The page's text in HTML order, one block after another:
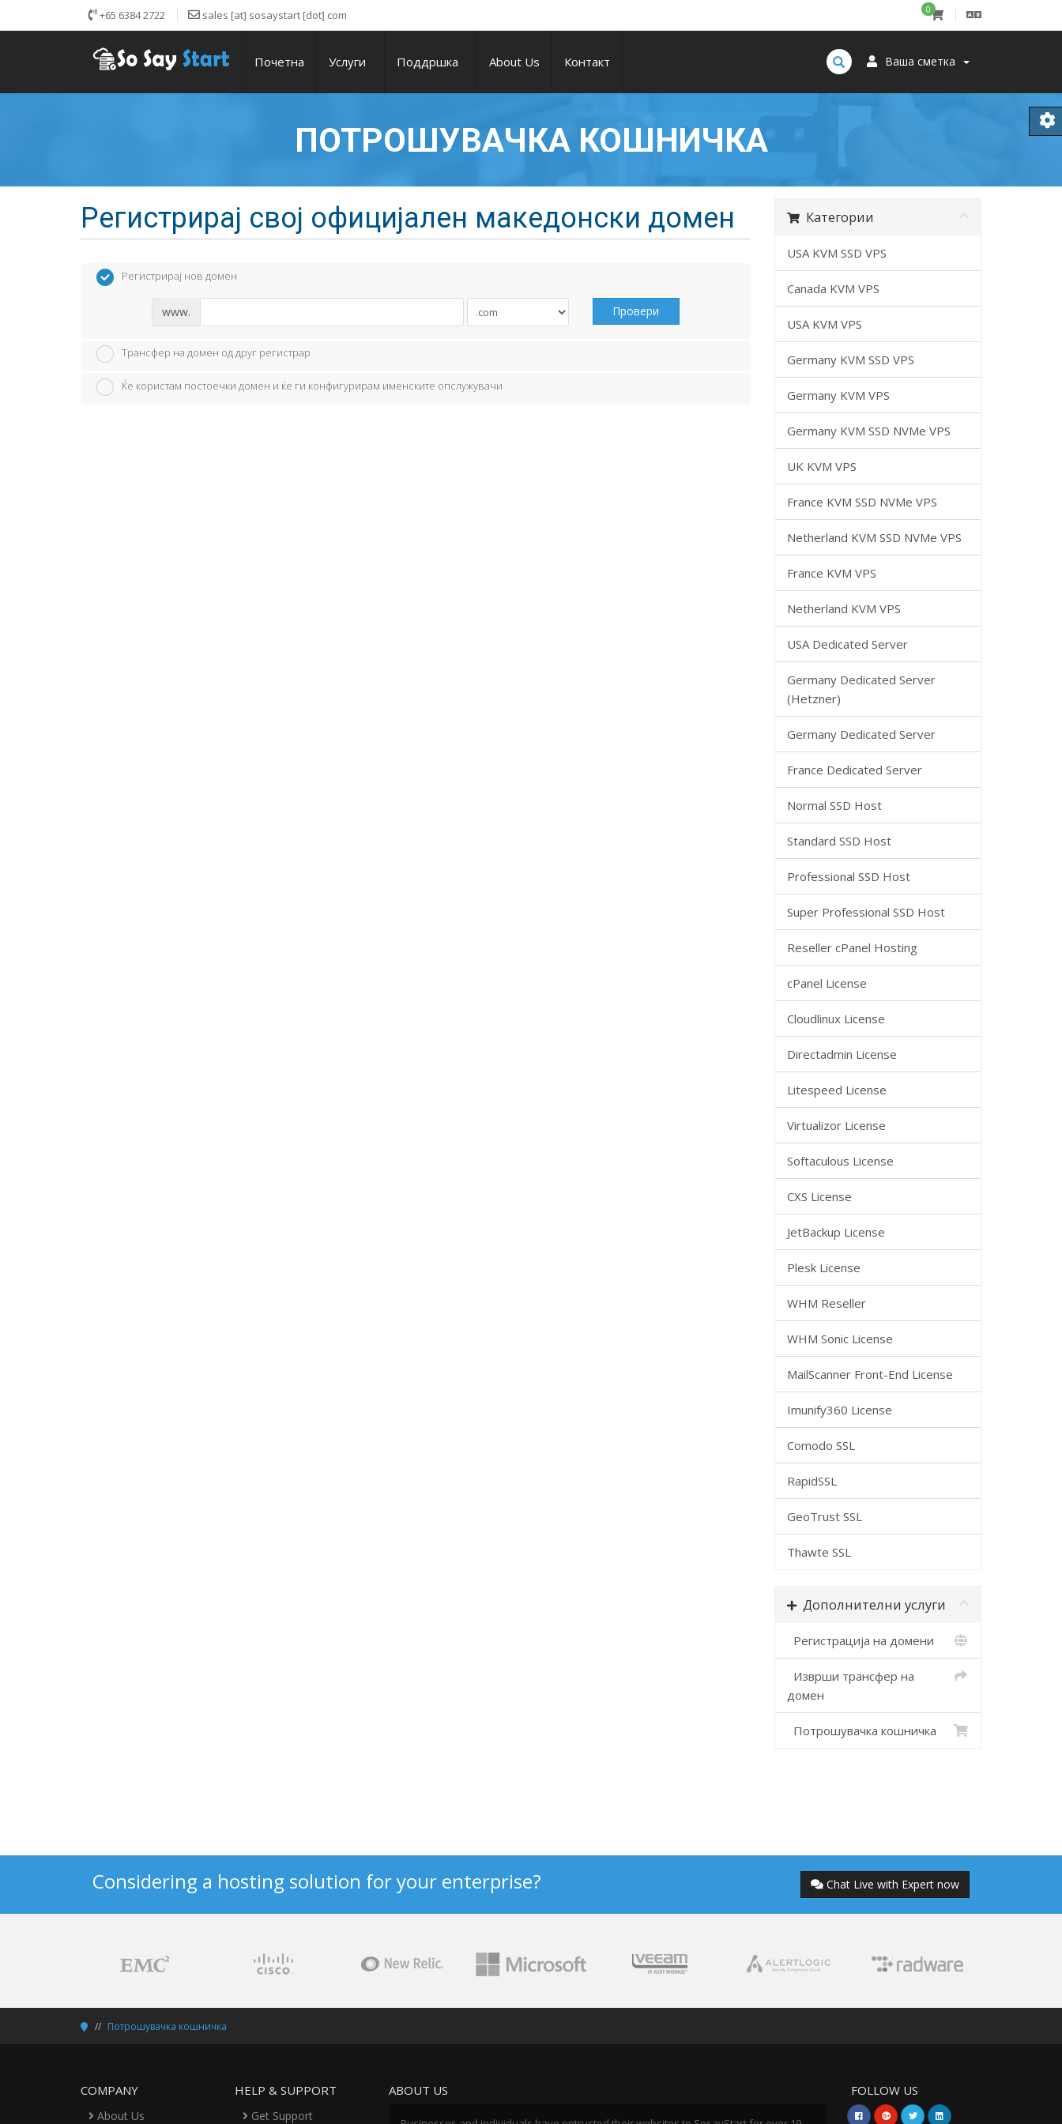
+65 6384 2722 sales [at] sosaystart [dot] com 0
Ваша сметка
Почетна Услуги Поддршка About Us Контакт
ПОТРОШУВАЧКА КОШНИЧКА
Регистрирај свој официјален македонски домен Категории
USA KVM SSD VPS
Canada KVM VPS
USA KVM VPS
Germany KVM SSD VPS
Germany KVM VPS
Germany KVM SSD NVMe VPS
UK KVM VPS
France KVM SSD NVMe VPS
Netherland KVM SSD NVMe VPS
France KVM VPS
Netherland KVM VPS
USA Dedicated Server
Germany Dedicated Server
(Hetzner)
Germany Dedicated Server
France Dedicated Server
Normal SSD Host
Standard SSD Host
Professional SSD Host
Super Professional SSD Host
Reseller cPanel Hosting
cPanel License
Cloudlinux License
Directadmin License
Litespeed License
Virtualizor License
Softaculous License
CXS License
JetBackup License
Plesk License
WHM Reseller
WHM Sonic License
MailScanner Front-End License
Imunify360 License
Comodo SSL
RapidSSL
GeoTrust SSL
Thawte SSL
Дополнителни услуги
Регистрација на домени
Изврши трансфер на
домен
Потрошувачка кошничка
Регистрирај нов домен
www. Провери
Трансфер на домен од друг регистрар
Ќе користам постоечки домен и ќе ги конфигурирам именските опслужувачи
Considering a hosting solution for your enterprise? Chat Live with Expert now
Потрошувачка кошничка
COMPANY
About Us
HELP & SUPPORT
Get Support
ABOUT US FOLLOW US